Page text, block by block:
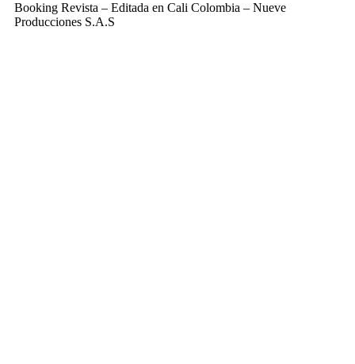
Booking Revista – Editada en Cali Colombia – Nueve
Producciones S.A.S